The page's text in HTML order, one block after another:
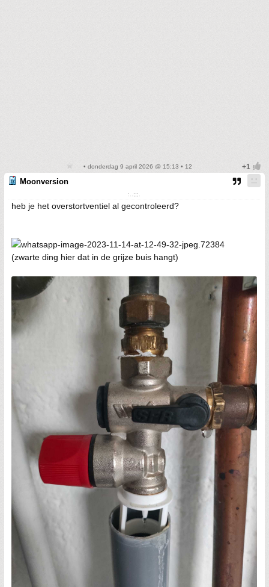
• donderdag 9 april 2026 @ 15:13 • 12
Moonversion
:..;;;.
heb je het overstortventiel al gecontroleerd?
(zwarte ding hier dat in de grijze buis hangt)